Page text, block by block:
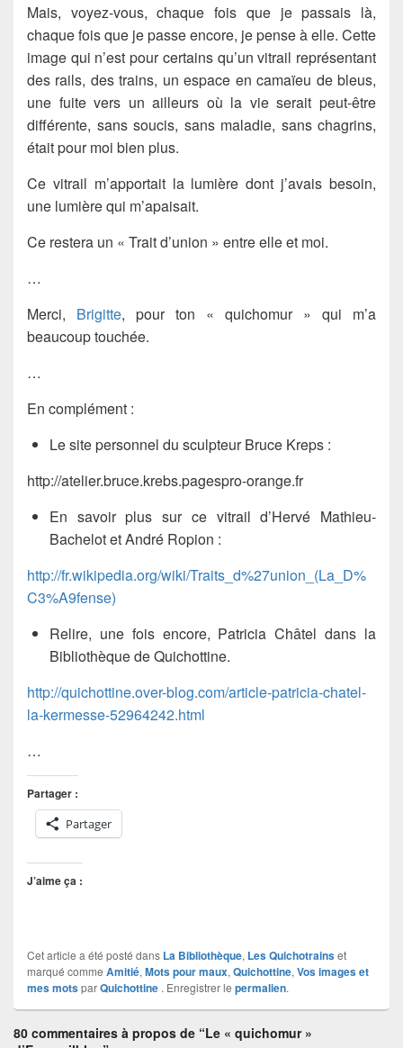
Mais, voyez-vous, chaque fois que je passais là,
chaque fois que je passe encore, je pense à elle. Cette
image qui n’est pour certains qu’un vitrail représentant
des rails, des trains, un espace en camaïeu de bleus,
une fuite vers un ailleurs où la vie serait peut-être
différente, sans soucis, sans maladie, sans chagrins,
était pour moi bien plus.
Ce vitrail m’apportait la lumière dont j’avais besoin,
une lumière qui m’apaisait.
Ce restera un « Trait d’union » entre elle et moi.
…
Merci, Brigitte, pour ton « quichomur » qui m’a
beaucoup touchée.
…
En complément :
Le site personnel du sculpteurBruce Kreps :
http://atelier.bruce.krebs.pagespro-orange.fr
En savoir plus sur ce vitrail d’Hervé Mathieu-
BachelotetAndré Ropion :
http://fr.wikipedia.org/wiki/Traits_d%27union_(La_D%
C3%A9fense)
Relire, une fois encore, Patricia Châtel dans la
Bibliothèque de Quichottine.
http://quichottine.over-blog.com/article-patricia-chatel-
la-kermesse-52964242.html
…
Partager :
Partager
J’aime ça :
Cet article a été posté dans La Bibliothèque, Les Quichotrainset
marqué comme Amitié, Mots pour maux, Quichottine, Vos images et
mes motsparQuichottine . Enregistrer le permalien.
80 commentaires à propos de “Le « quichomur »